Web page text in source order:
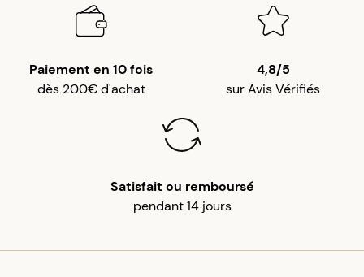
Paiement en 10 fois
dès 200€ d'achat
4,8/5
sur Avis Vérifiés
Satisfait ou remboursé
pendant 14 jours